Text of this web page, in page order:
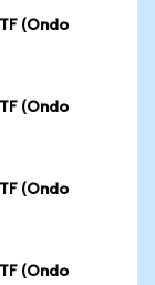
(Ondo
(Ondo
(Ondo
(Ondo